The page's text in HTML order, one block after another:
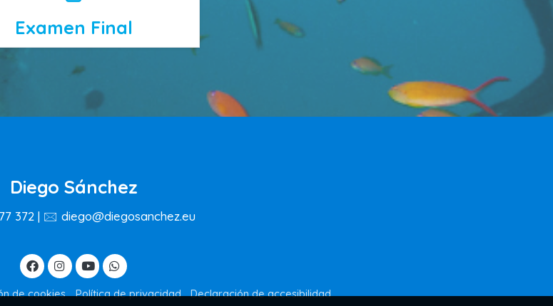
Examen Final
Diego Sánchez
372 | 🖂 diego@diegosanchez.eu
de cookies Política de privacidad Declaración de accesibilidad